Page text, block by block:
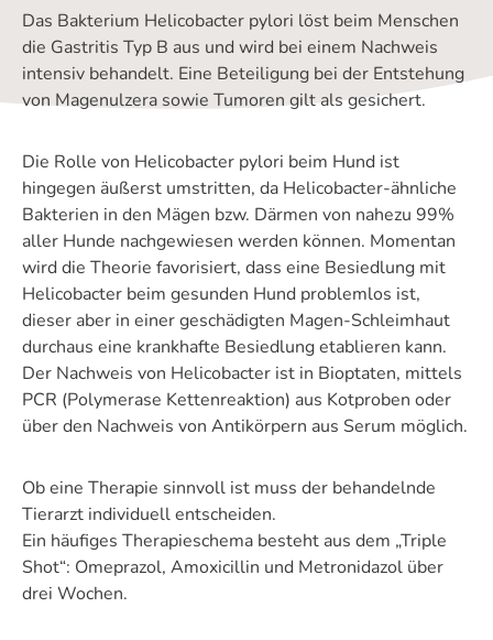
Das Bakterium Helicobacter pylori löst beim Menschen
die Gastritis Typ B aus und wird bei einem Nachweis
intensiv behandelt. Eine Beteiligung bei der Entstehung
von Magenulzera sowie Tumoren gilt als gesichert.
Die Rolle von Helicobacter pylori beim Hund ist
hingegen äußerst umstritten, da Helicobacter-ähnliche
Bakterien in den Mägen bzw. Därmen von nahezu 99%
aller Hunde nachgewiesen werden können. Momentan
wird die Theorie favorisiert, dass eine Besiedlung mit
Helicobacter beim gesunden Hund problemlos ist,
dieser aber in einer geschädigten Magen-Schleimhaut
durchaus eine krankhafte Besiedlung etablieren kann.
Der Nachweis von Helicobacter ist in Bioptaten, mittels
PCR (Polymerase Kettenreaktion) aus Kotproben oder
über den Nachweis von Antikörpern aus Serum möglich.
Ob eine Therapie sinnvoll ist muss der behandelnde
Tierarzt individuell entscheiden.
Ein häufiges Therapieschema besteht aus dem „Triple
Shot“: Omeprazol, Amoxicillin und Metronidazol über
drei Wochen.